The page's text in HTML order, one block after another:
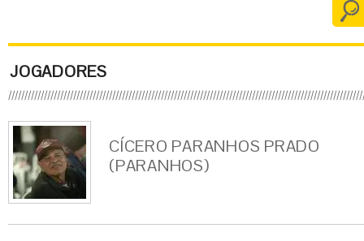
JOGADORES
CÍCERO PARANHOS PRADO
(PARANHOS)